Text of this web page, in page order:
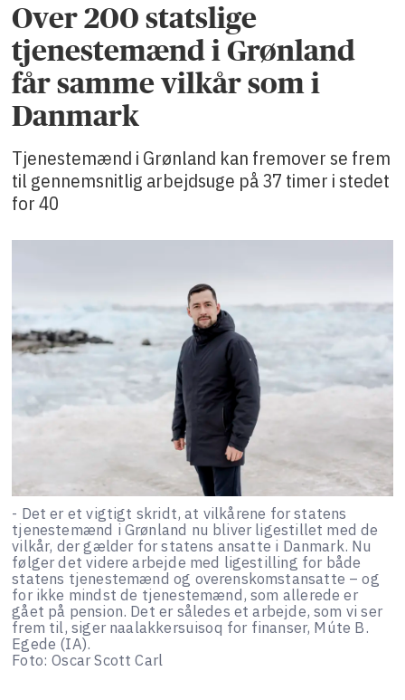
Over 200 statslige
tjenestemænd i Grønland
får samme vilkår som i
Danmark
Tjenestemænd i Grønland kan fremover se frem
til gennemsnitlig arbejdsuge på 37 timer i stedet
for 40
- Det er et vigtigt skridt, at vilkårene for statens
tjenestemænd i Grønland nu bliver ligestillet med de
vilkår, der gælder for statens ansatte i Danmark. Nu
følger det videre arbejde med ligestilling for både
statens tjenestemænd og overenskomstansatte – og
for ikke mindst de tjenestemænd, som allerede er
gået på pension. Det er således et arbejde, som vi ser
frem til, siger naalakkersuisoq for finanser, Múte B.
Egede (IA).
Foto: Oscar Scott Carl